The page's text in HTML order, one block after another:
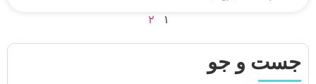
۱ ۲
جست و جو